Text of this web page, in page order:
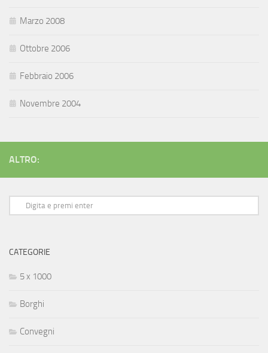
Marzo 2008
Ottobre 2006
Febbraio 2006
Novembre 2004
ALTRO:
CATEGORIE
5 x 1000
Borghi
Convegni